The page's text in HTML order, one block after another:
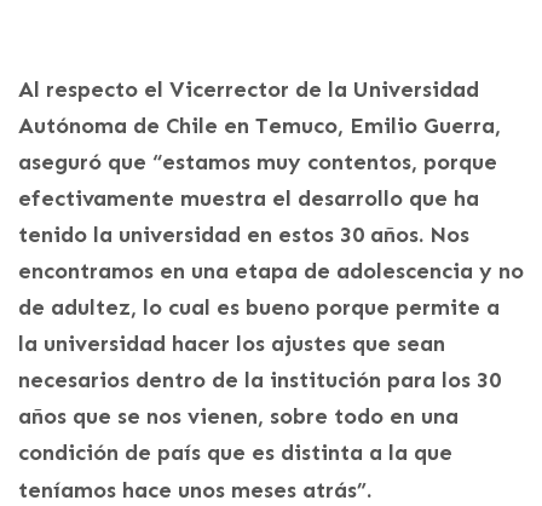
Al respecto el Vicerrector de la Universidad
Autónoma de Chile en Temuco, Emilio Guerra,
aseguró que “estamos muy contentos, porque
efectivamente muestra el desarrollo que ha
tenido la universidad en estos 30 años. Nos
encontramos en una etapa de adolescencia y no
de adultez, lo cual es bueno porque permite a
la universidad hacer los ajustes que sean
necesarios dentro de la institución para los 30
años que se nos vienen, sobre todo en una
condición de país que es distinta a la que
teníamos hace unos meses atrás”.